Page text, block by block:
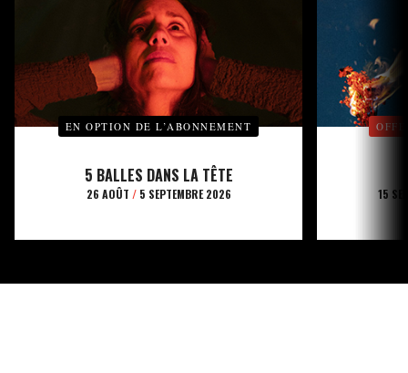
EN OPTION DE L’ABONNEMENT
5 BALLES DANS LA TÊTE
26 AOÛT /5 SEPTEMBRE 2026 15